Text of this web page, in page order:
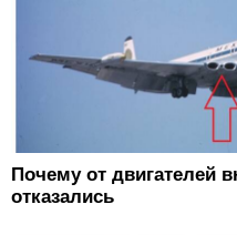
Почему от двигателей
отказались